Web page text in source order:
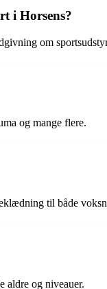
i Horsens?
om
og mange flere.
til både
aldre og niveauer.